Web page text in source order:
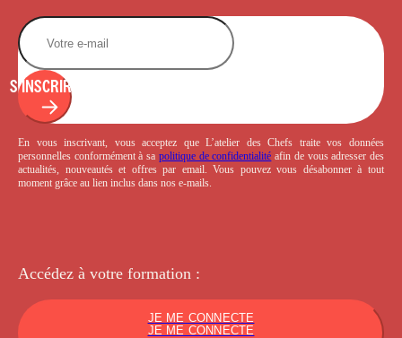
S'INSCRIRE
En vous inscrivant, vous acceptez que L’atelier des Chefs traite vos données
personnelles conformément à sa politique de confidentialité afin de vous adresser des
actualités, nouveautés et offres par email. Vous pouvez vous désabonner à tout
moment grâce au lien inclus dans nos e-mails.
Accédez à votre formation :
JE ME CONNECTE
JE ME CONNECTE